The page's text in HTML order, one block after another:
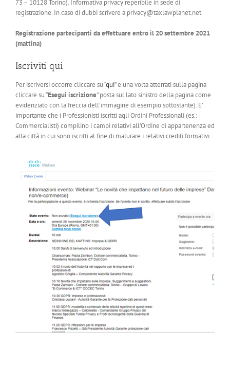
73 – 10128 Torino). Informativa privacy reperibile in sede di
registrazione. In caso di dubbi scrivere a privacy@taxlawplanet.net.
Registrazione partecipanti da effettuare entro il 20 settembre 2021
(mattina)
Iscriviti qui
Per iscriversi occorre cliccare su “qui” e una volta atterrati sulla pagina
cliccare su “Esegui iscrizione” posta sul lato sinistro della pagina come
evidenziato con la freccia dell’immagine di esempio sottostante). E’
importante che i Professionisti iscritti agli Ordini Professionali (es.:
Commercialisti) compilino i campi relativi all’Ordine di appartenenza ed
alla città in cui sono iscritti al fine di maturare i relativi crediti formativi.